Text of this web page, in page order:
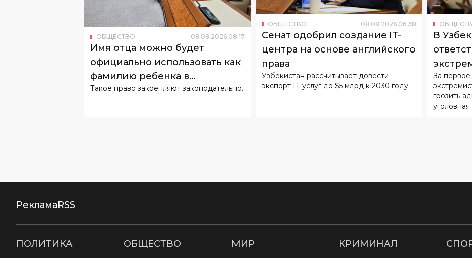
ОБЩЕСТВО 08.08.2026 08:17
Имя отца можно будет
официально использовать как
фамилию ребенка в
Узбекистане
Такое право закрепляют законодательно.
ОБЩЕСТВО 08.08.2026 06:38
Сенат одобрил создание IT-
центра на основе английского
права
Узбекистан рассчитывает довести
экспорт IT-услуг до $5 млрд к 2030 году.
В
За
грозить
уголовная
РекламаRSS
ПОЛИТИКА ОБЩЕСТВО МИР КРИМИНАЛ